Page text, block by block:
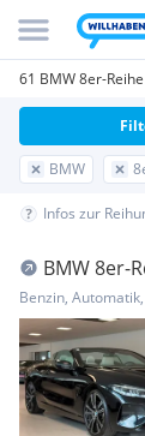
61 BMW 8er-
BMW
Infos zur
BMW 8er-
Benzin,